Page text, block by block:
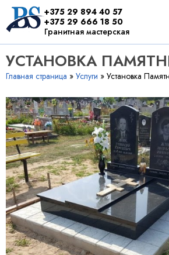
+375 29 894 40 57
+375 29 666 18 50
Гранитная мастерская
УСТАНОВКА
Главная страница » Услуги » Установка